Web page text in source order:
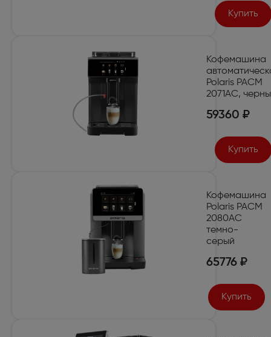
Купить
Кофемашина
Polaris PACM
2071AC,
59360 ₽
Купить
Кофемашина
Polaris PACM
2080AC
темно-
серый
65776 ₽
Купить